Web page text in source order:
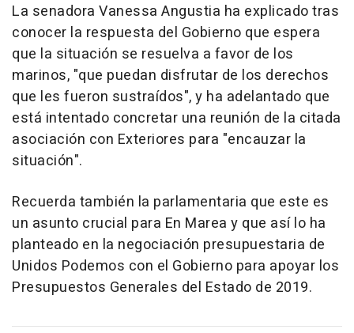
La senadora Vanessa Angustia ha explicado tras
conocer la respuesta del Gobierno que espera
que la situación se resuelva a favor de los
marinos, "que puedan disfrutar de los derechos
que les fueron sustraídos", y ha adelantado que
está intentado concretar una reunión de la citada
asociación con Exteriores para "encauzar la
situación".
Recuerda también la parlamentaria que este es
un asunto crucial para En Marea y que así lo ha
planteado en la negociación presupuestaria de
Unidos Podemos con el Gobierno para apoyar los
Presupuestos Generales del Estado de 2019.